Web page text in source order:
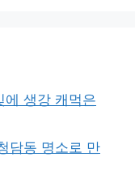
에 생강 캐먹은
담동 명소로 만